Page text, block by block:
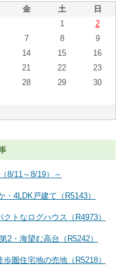
金 土 日
1
2
7 8
9
14 15
16
21 22
23
28 29
30
8/11～8/19）～
4LDK戸建て（R5143）
トなログハウス（R4973）
2・海望む高台（R5242）
圏住宅地の売地（R5218）